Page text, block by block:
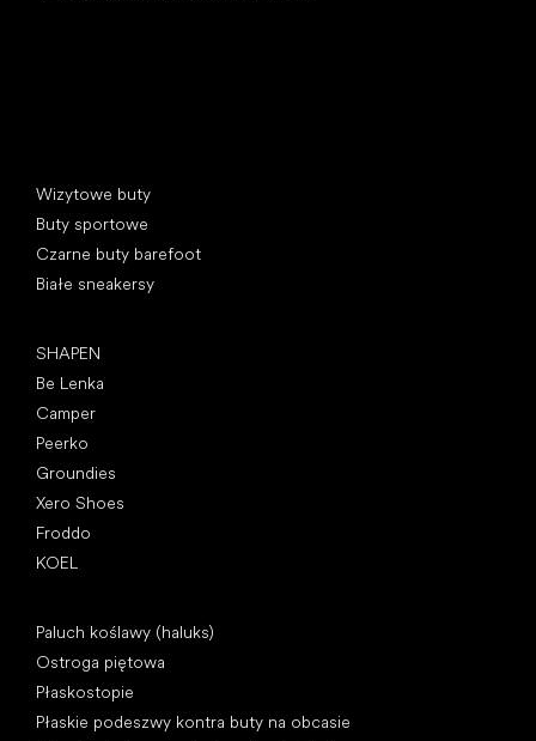
Wizytowe buty
Buty sportowe
Czarne buty barefoot
Białe sneakersy
SHAPEN
Be Lenka
Camper
Peerko
Groundies
Xero Shoes
Froddo
KOEL
Paluch koślawy (haluks)
Ostroga piętowa
Płaskostopie
Płaskie podeszwy kontra buty na obcasie